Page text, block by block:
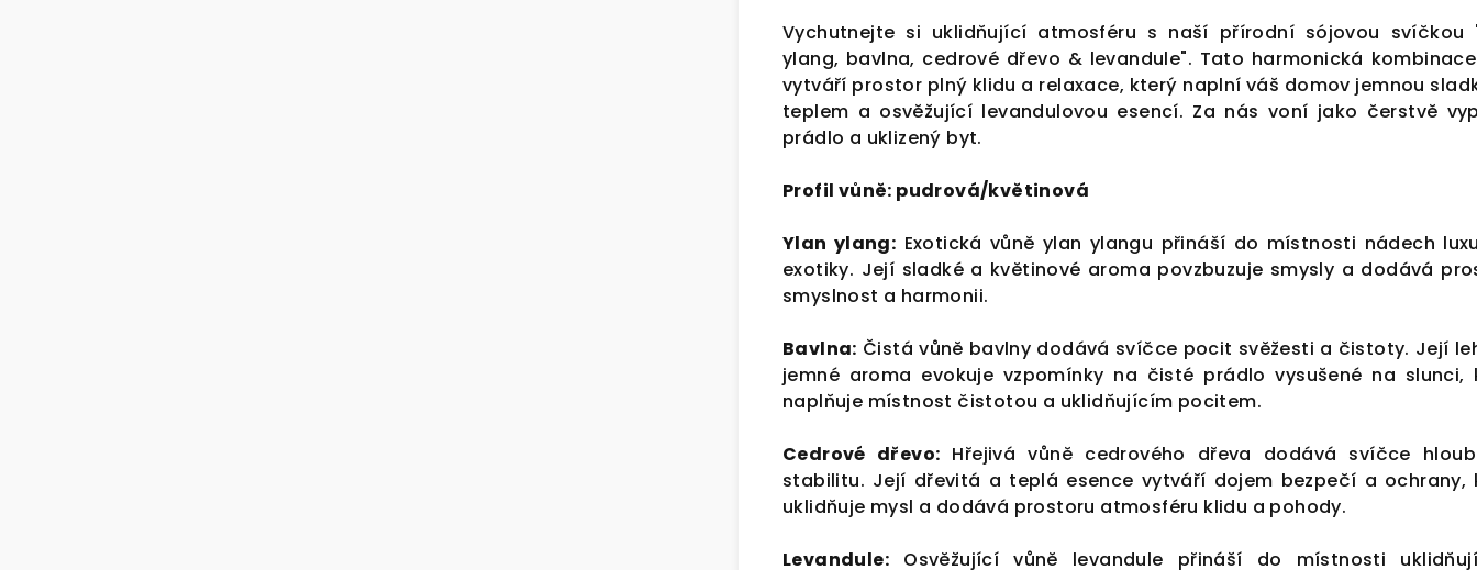
Vychutnejte si uklidňující atmosféru s naší přírodní sójovou svíčkou
ylang, bavlna, cedrové dřevo & levandule". Tato harmonická
vytváří prostor plný klidu a relaxace, který naplní váš domov jemnou
teplem a osvěžující levandulovou esencí. Za nás voní jako čerstvě
prádlo a uklizený byt.
Profil vůně: pudrová/květinová
Ylan ylang: Exotická vůně ylan ylangu přináší do místnosti nádech
exotiky. Její sladké a květinové aroma povzbuzuje smysly a dodává
smyslnost a harmonii.
Bavlna: Čistá vůně bavlny dodává svíčce pocit svěžesti a čistoty. Její
jemné aroma evokuje vzpomínky na čisté prádlo vysušené na slunci,
naplňuje místnost čistotou a uklidňujícím pocitem.
Cedrové dřevo: Hřejivá vůně cedrového dřeva dodává svíčce
stabilitu. Její dřevitá a teplá esence vytváří dojem bezpečí a ochrany,
uklidňuje mysl a dodává prostoru atmosféru klidu a pohody.
Levandule: Osvěžující vůně levandule přináší do místnosti